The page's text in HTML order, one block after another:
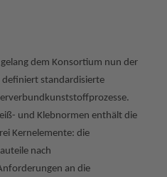
dem Konsortium nun der
definiert standardisierte
und Klebnormen enthält die
Kernelemente: die
nach
an die